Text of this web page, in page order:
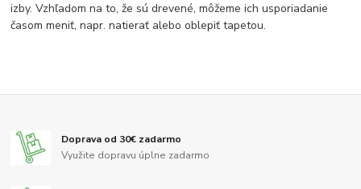
izby. Vzhľadom na to, že sú drevené, môžeme ich usporiadanie
časom meniť, napr. natierať alebo oblepiť tapetou.
Doprava od 30€ zadarmo
Využite dopravu úplne zadarmo